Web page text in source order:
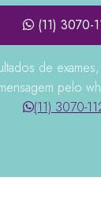
(11) 3070-
de
pelo
(11) 3070-